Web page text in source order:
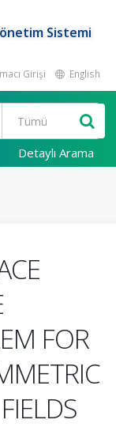
Sistemi
Girişi English
Detaylı Arama
FOR